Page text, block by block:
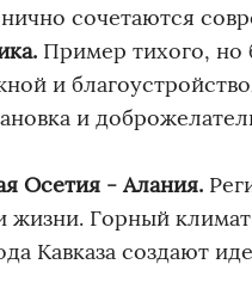
сочетаются
Пример тихого, но
и
и
Осетия - Алания.
жизни. Горный
Кавказа создают